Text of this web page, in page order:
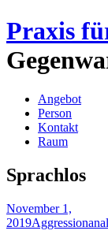
Zum
Inhalt
springen
Praxis
Angebot
Person
Kontakt
Raum
Sprachlos
November 1,
2019Aggression